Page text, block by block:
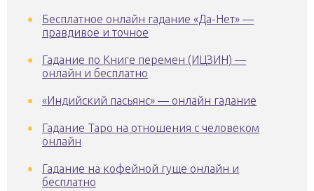
Бесплатное онлайн гадание «Да-Нет» —
правдивое и точное
Гадание по Книге перемен (ИЦЗИН) —
онлайн и бесплатно
«Индийский пасьянс» — онлайн гадание
Гадание Таро на отношения с человеком
онлайн
Гадание на кофейной гуще онлайн и
бесплатно